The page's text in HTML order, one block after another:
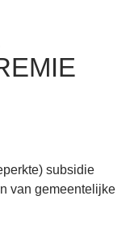
subsidie
van gemeentelijke